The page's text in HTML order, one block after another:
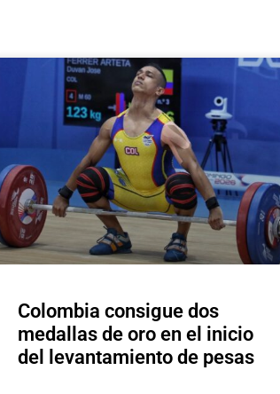
Colombia consigue dos
medallas de oro en el inicio
del levantamiento de pesas